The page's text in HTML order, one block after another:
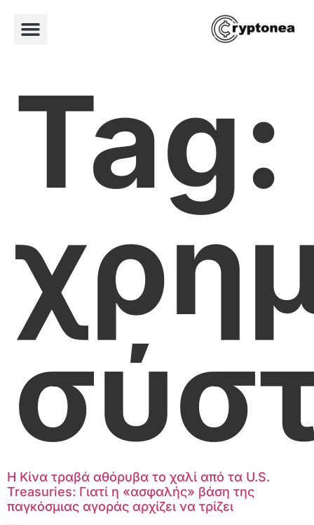
Tag:
Η Κίνα τραβά αθόρυβα το χαλί από τα U.S.
Treasuries: Γιατί η «ασφαλής» βάση της
παγκόσμιας αγοράς αρχίζει να τρίζει